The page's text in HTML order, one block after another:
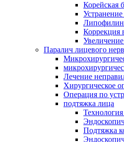
Корейская
Коррекция
Паралич лицевого
Лечение
Хирургическое
Операция по
подтяжка лица
Подтяжка